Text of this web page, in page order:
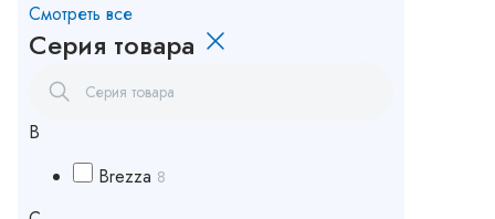
Смотреть все
Серия товара
B
Brezza 8